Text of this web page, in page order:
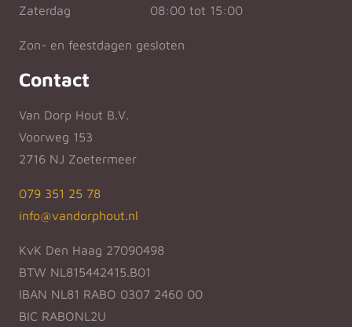
Zaterdag
08:00 tot 15:00
Zon- en feestdagen gesloten
Contact
Van Dorp Hout B.V.
Voorweg 153
2716 NJ Zoetermeer
079 351 25 78
info@vandorphout.nl
KvK Den Haag 27090498
BTW NL815442415.B01
IBAN NL81 RABO 0307 2460 00
BIC RABONL2U